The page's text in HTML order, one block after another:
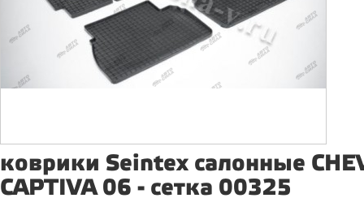
коврики Seintex салонные
CAPTIVA 06 - сетка 00325